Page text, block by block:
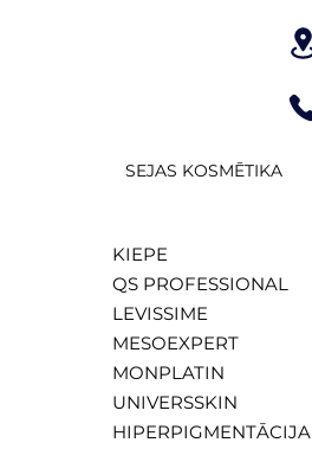
SEJAS KOSMĒTIKA
KIEPE
QS PROFESSIONAL
LEVISSIME
MESOEXPERT
MONPLATIN
UNIVERSSKIN
HIPERPIGMENTĀCIJA